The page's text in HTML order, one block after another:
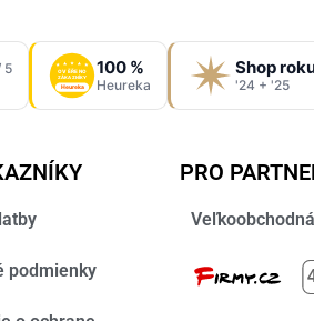
5
OVĚŘENO
ZÁKAZNÍKY
Heureka
100 %
Heureka
Shop
'24 + '25
podmienky
PRO